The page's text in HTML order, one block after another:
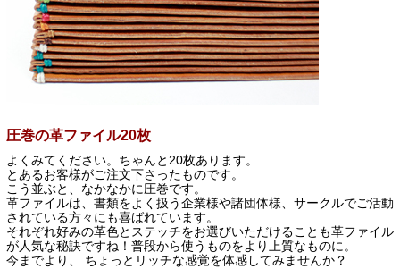
圧巻の革ファイル20枚
よくみてください。ちゃんと20枚あります。
とあるお客様がご注文下さったものです。
こう並ぶと、なかなかに圧巻です。
革ファイルは、書類をよく扱う企業様や諸団体様、サークルでご活動
されている方々にも喜ばれています。
それぞれ好みの革色とステッチをお選びいただけることも革ファイル
が人気な秘訣ですね！普段から使うものをより上質なものに。
今までより、 ちょっとリッチな感覚を体感してみませんか？